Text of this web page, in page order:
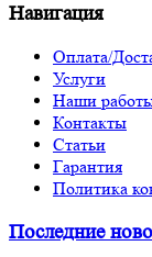
Навигация
Оплата/
Услуги
Наши
Контакты
Статьи
Гарантия
Политика
Последние